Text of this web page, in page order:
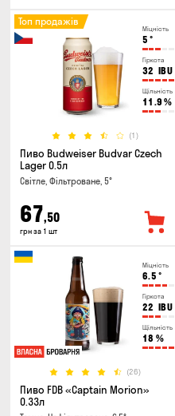
Міцність
5 °
Гіркота
32 IBU
Щільність
11.9 %
(1)
Топ продажів
Пиво Budweiser Budvar Czech
Lager 0.5л
Світле, Фільтроване, 5°
67,50
грн за 1 шт
Міцність
6.5 °
Гіркота
22 IBU
Щільність
18 %
(26)
Пиво FDB «Captain Morion»
0.33л